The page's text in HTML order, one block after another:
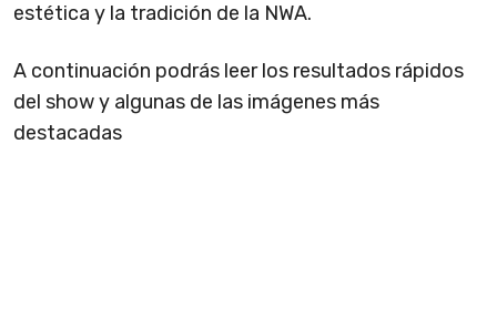
estética y la tradición de la NWA.
A continuación podrás leer los resultados rápidos
del show y algunas de las imágenes más
destacadas